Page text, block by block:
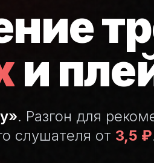
и
. Разгон для
слушателя от 3,5 ₽